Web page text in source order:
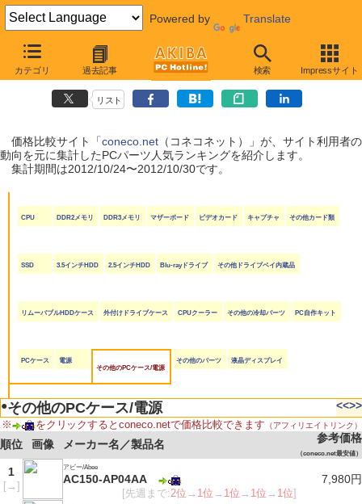
Powered by Translate
カテゴリ 過去記事 検索 Impressサイト
coneco.net人気ランキング（PCパーツ編）
（2012/10/24〜2012/10/30）
リスト
価格比較サイト「coneco.net（コネコネット）」が、サイト利用者の
動向を元に集計したPCパーツ人気ランキングを紹介します。
集計期間は2012/10/24〜2012/10/30です。
CPU DDR2メモリ DDR3メモリ マザーボード ビデオカード キャプチャ その他カード類
SSD 3.5インチHDD 2.5インチHDD Blu-rayドライブ その他ドライブベイ内蔵品
リムーバブルHDDケース 外付けドライブケース CPUクーラー その他の冷却パーツ PC自作キット
PCケース
電源
その他のPCケース/電源
その他のパーツ 液晶ディスプレイ
●その他のPCケース/電源 <<>>
※ をクリックするとconeco.netで価格比較できます （アフィリエイトリンク）
順位 画像 メーカー名／製品名 参考価格
（coneco.net最安値）
1
[→ ]
アビー/Abee
AC150-AP04AA
[先週まで:2位 → 1位 → 1位 → 1位 → 1位]
7,980円